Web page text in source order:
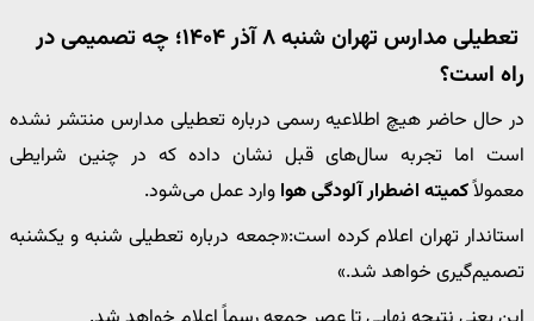
تعطیلی مدارس تهران شنبه ۸ آذر ۱۴۰۴؛ چه تصمیمی در
راه است؟
در حال حاضر هیچ اطلاعیه رسمی درباره تعطیلی مدارس منتشر نشده
است اما تجربه سال‌های قبل نشان داده که در چنین شرایطی
معمولاًکمیته اضطرار آلودگی هوا وارد عمل می‌شود.
استاندار تهران اعلام کرده است:«جمعه درباره تعطیلی شنبه و یکشنبه
تصمیم‌گیری خواهد شد.»